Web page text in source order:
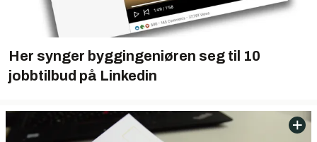
Her synger byggingeniøren seg til 10
jobbtilbud på Linkedin